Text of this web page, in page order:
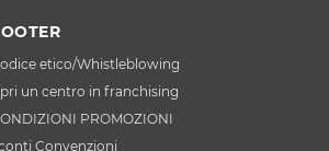
etico/Whistleblowing
un centro in franchising
PROMOZIONI
Convenzioni